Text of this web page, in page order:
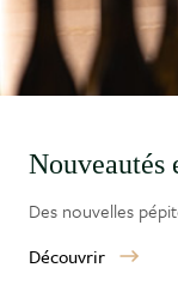
Nouveautés
Des nouvelles
Découvrir